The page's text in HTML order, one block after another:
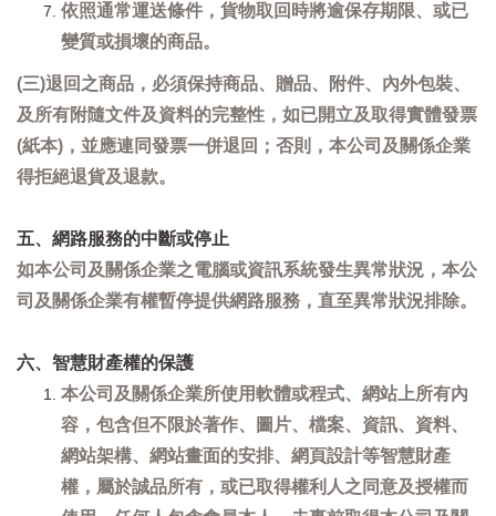
依照通常運送條件，貨物取回時將逾保存期限、或已
變質或損壞的商品。
(三)退回之商品，必須保持商品、贈品、附件、內外包裝、
及所有附隨文件及資料的完整性，如已開立及取得實體發票
(紙本)，並應連同發票一併退回；否則，本公司及關係企業
得拒絕退貨及退款。
五、網路服務的中斷或停止
如本公司及關係企業之電腦或資訊系統發生異常狀況，本公
司及關係企業有權暫停提供網路服務，直至異常狀況排除。
六、智慧財產權的保護
本公司及關係企業所使用軟體或程式、網站上所有內
容，包含但不限於著作、圖片、檔案、資訊、資料、
網站架構、網站畫面的安排、網頁設計等智慧財產
權，屬於誠品所有，或已取得權利人之同意及授權而